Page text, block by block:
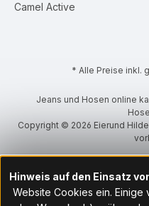
Camel Active
* Alle Preise inkl.
Jeans und Hosen online
Copyright © 2026 Eierund
Hinweis auf den Einsatz
Website Cookies ein. Einige